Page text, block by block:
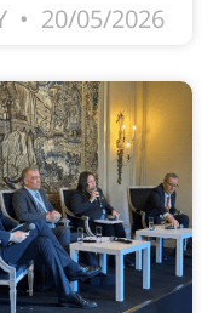
20/05/2026